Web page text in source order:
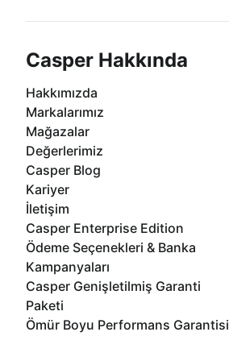
Casper Hakkında
Hakkımızda
Markalarımız
Mağazalar
Değerlerimiz
Casper Blog
Kariyer
İletişim
Casper Enterprise Edition
Ödeme Seçenekleri & Banka
Kampanyaları
Casper Genişletilmiş Garanti
Paketi
Ömür Boyu Performans Garantisi